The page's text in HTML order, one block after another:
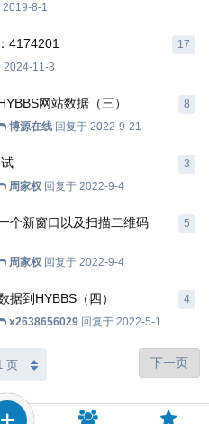
2019-8-1
4174201
2024-11-3
17
网站数据（三）
博源在线 回复于 2022-9-21
8
周家权 回复于 2022-9-4
3
个新窗口以及扫描二维码
周家权 回复于 2022-9-4
5
据到HYBBS（四）
x2638656029 回复于 2022-5-1
4
下一页